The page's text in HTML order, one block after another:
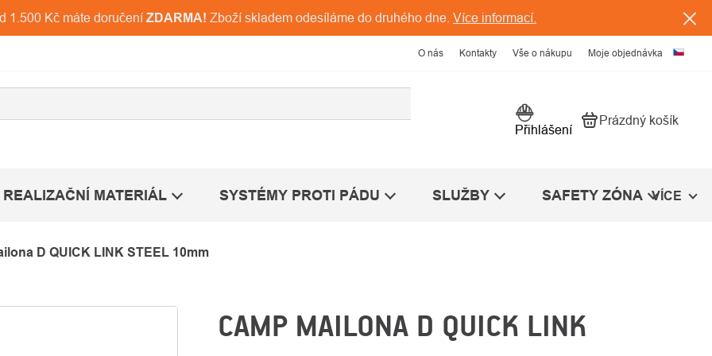
1.500 Kč máte doručení ZDARMA! Zboží skladem odesíláme do druhého dne. Více informací.
O nás Kontakty Vše o nákupu Moje objednávka
Přihlášení Nákupní košík
Prázdný košík
REALIZAČNÍ MATERIÁL SYSTÉMY PROTI PÁDU SLUŽBY SAFETY ZÓNA VÍCE
D QUICK LINK STEEL 10mm
CAMP MAILONA D QUICK LINK